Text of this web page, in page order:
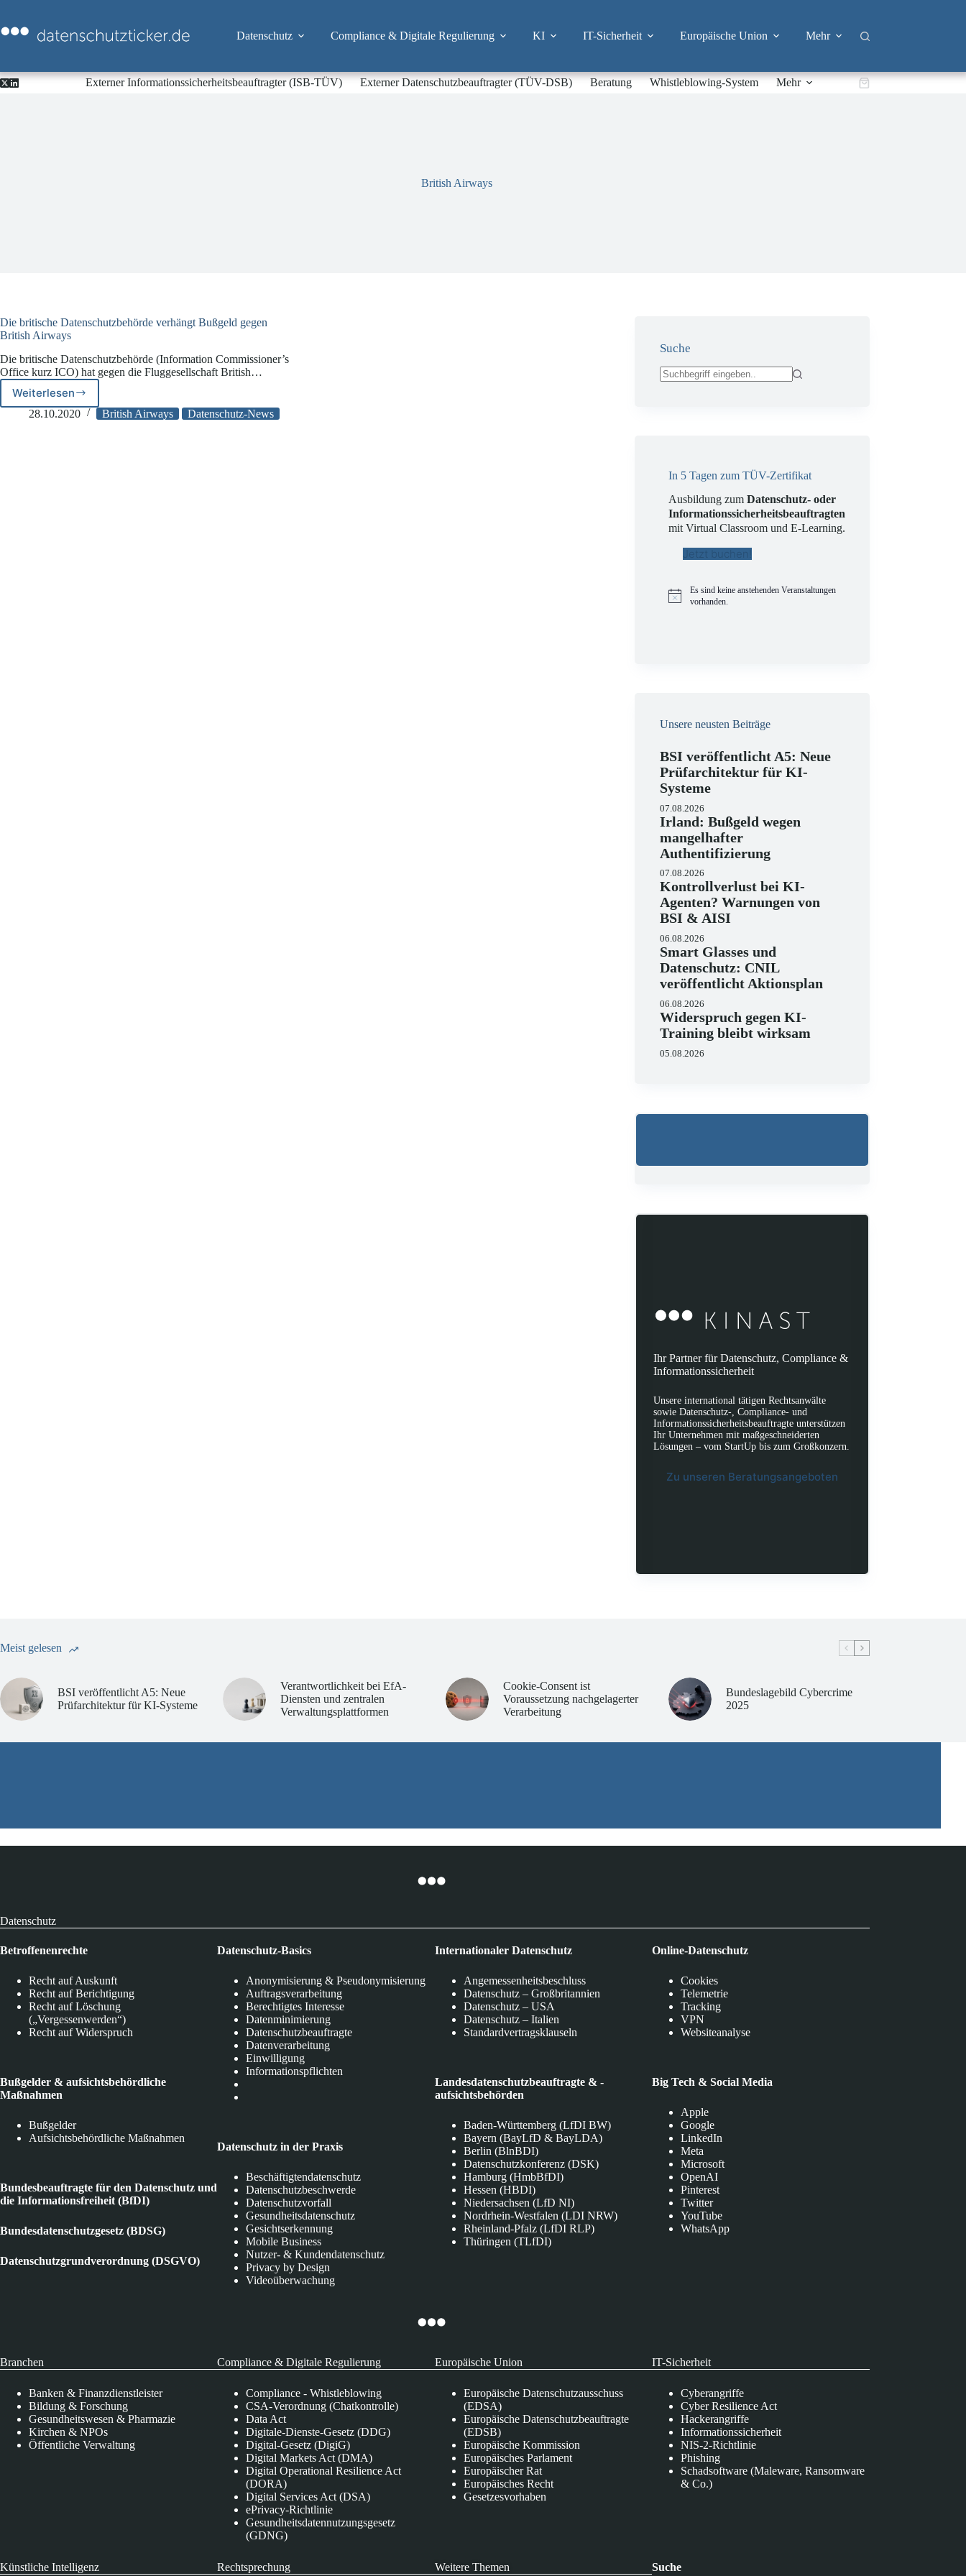
springen
Datenschutz Compliance & Digitale Regulierung KI IT-Sicherheit Europäische Union Mehr
Externer Informationssicherheitsbeauftragter (ISB-TÜV) Externer Datenschutzbeauftragter (TÜV-DSB) Beratung Whistleblowing-System Mehr Warenkorb
British Airways
Die britische Datenschutzbehörde verhängt Bußgeld gegen
British Airways
Die britische Datenschutzbehörde (Information Commissioner’s
Office kurz ICO) hat gegen die Fluggesellschaft British…
Weiterlesen
Die
britische
28.10.2020 British Airways Datenschutz-News
Suche
In 5 Tagen zum TÜV-Zertifikat
Ausbildung zumDatenschutz- oder
Informationssicherheitsbeauftragten
mit Virtual Classroom und E-Learning.
Jetzt buchen!
H
Es sind keine anstehenden Veranstaltungen
vorhanden.
Unsere neusten Beiträge
BSI veröffentlicht A5: Neue
Prüfarchitektur für KI-
Systeme
07.08.2026
Irland: Bußgeld wegen
mangelhafter
Authentifizierung
07.08.2026
Kontrollverlust bei KI-
Agenten? Warnungen von
BSI & AISI
06.08.2026
Smart Glasses und
Datenschutz: CNIL
veröffentlicht Aktionsplan
06.08.2026
Widerspruch gegen KI-
Training bleibt wirksam
05.08.2026
Ihr Partner für Datenschutz, Compliance &
Informationssicherheit
Unsere international tätigen Rechtsanwälte
sowie Datenschutz-, Compliance- und
Informationssicherheitsbeauftragte unterstützen
Ihr Unternehmen mit maßgeschneiderten
Lösungen – vom StartUp bis zum Großkonzern.
Zu unseren Beratungsangeboten
Meist gelesen
BSI veröffentlicht A5: Neue
Prüfarchitektur für KI-Systeme
Verantwortlichkeit bei EfA-
Diensten und zentralen
Verwaltungsplattformen
Cookie-Consent ist
Voraussetzung nachgelagerter
Verarbeitung
Bundeslagebild Cybercrime
2025
Datenschutz
Betroffenenrechte
Recht auf Auskunft
Recht auf Berichtigung
Recht auf Löschung
(„Vergessenwerden“)
Recht auf Widerspruch
Bußgelder & aufsichtsbehördliche
Maßnahmen
Bußgelder
Aufsichtsbehördliche Maßnahmen
Bundesbeauftragte für den Datenschutz und
die Informationsfreiheit (BfDI)
Bundesdatenschutzgesetz (BDSG)
Datenschutzgrundverordnung (DSGVO)
Datenschutz-Basics
Anonymisierung & Pseudonymisierung
Auftragsverarbeitung
Berechtigtes Interesse
Datenminimierung
Datenschutzbeauftragte
Datenverarbeitung
Einwilligung
Informationspflichten
Datenschutz in der Praxis
Beschäftigtendatenschutz
Datenschutzbeschwerde
Datenschutzvorfall
Gesundheitsdatenschutz
Gesichtserkennung
Mobile Business
Nutzer- & Kundendatenschutz
Privacy by Design
Videoüberwachung
Internationaler Datenschutz
Angemessenheitsbeschluss
Datenschutz – Großbritannien
Datenschutz – USA
Datenschutz – Italien
Standardvertragsklauseln
Landesdatenschutzbeauftragte & -
aufsichtsbehörden
Baden-Württemberg (LfDI BW)
Bayern (BayLfD & BayLDA)
Berlin (BlnBDI)
Datenschutzkonferenz (DSK)
Hamburg (HmbBfDI)
Hessen (HBDI)
Niedersachsen (LfD NI)
Nordrhein-Westfalen (LDI NRW)
Rheinland-Pfalz (LfDI RLP)
Thüringen (TLfDI)
Online-Datenschutz
Cookies
Telemetrie
Tracking
VPN
Websiteanalyse
Big Tech & Social Media
Apple
Google
LinkedIn
Meta
Microsoft
OpenAI
Pinterest
Twitter
YouTube
WhatsApp
Branchen
Banken & Finanzdienstleister
Bildung & Forschung
Gesundheitswesen & Pharmazie
Kirchen & NPOs
Öffentliche Verwaltung
Compliance & Digitale Regulierung
Compliance - Whistleblowing
CSA-Verordnung (Chatkontrolle)
Data Act
Digitale-Dienste-Gesetz (DDG)
Digital-Gesetz (DigiG)
Digital Markets Act (DMA)
Digital Operational Resilience Act
(DORA)
Digital Services Act (DSA)
ePrivacy-Richtlinie
Gesundheitsdatennutzungsgesetz
(GDNG)
Europäische Union
Europäische Datenschutzausschuss
(EDSA)
Europäische Datenschutzbeauftragte
(EDSB)
Europäische Kommission
Europäisches Parlament
Europäischer Rat
Europäisches Recht
Gesetzesvorhaben
IT-Sicherheit
Cyberangriffe
Cyber Resilience Act
Hackerangriffe
Informationssicherheit
NIS-2-Richtlinie
Phishing
Schadsoftware (Maleware, Ransomware
& Co.)
Künstliche Intelligenz Rechtsprechung Weitere Themen Suche